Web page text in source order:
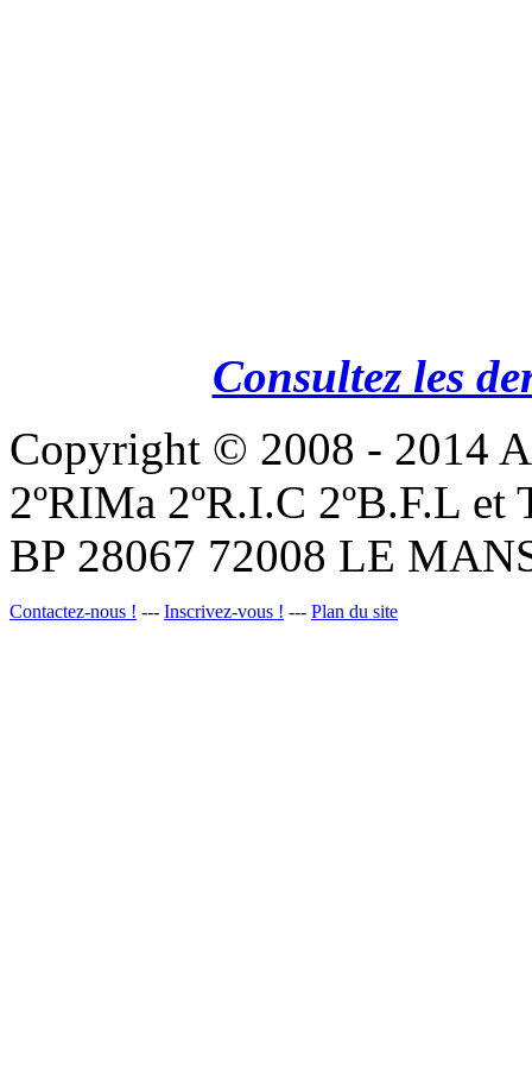
Consultez les
Copyright © 2008 - 2014
2ºRIMa 2ºR.I.C 2ºB.F.L
BP 28067 72008 LE
Contactez-nous ! --- Inscrivez-vous ! --- Plan du site